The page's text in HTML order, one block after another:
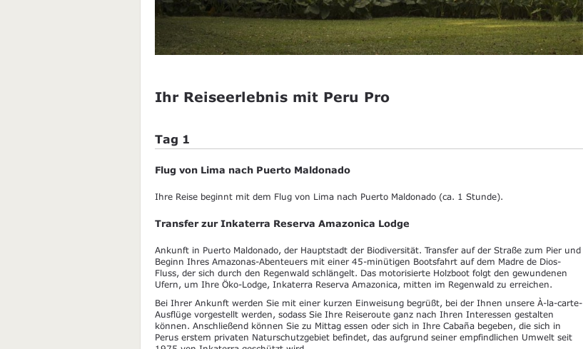
Ihr Reiseerlebnis mit Peru Pro
Tag 1
Flug von Lima nach Puerto Maldonado
Ihre Reise beginnt mit dem Flug von Lima nach Puerto Maldonado (ca. 1 Stunde).
Transfer zur Inkaterra Reserva Amazonica Lodge
Ankunft in Puerto Maldonado, der Hauptstadt der Biodiversität. Transfer auf der Straße zum Pier und
Beginn Ihres Amazonas-Abenteuers mit einer 45-minütigen Bootsfahrt auf dem Madre de Dios-
Fluss, der sich durch den Regenwald schlängelt. Das motorisierte Holzboot folgt den gewundenen
Ufern, um Ihre Öko-Lodge, Inkaterra Reserva Amazonica, mitten im Regenwald zu erreichen.
Bei Ihrer Ankunft werden Sie mit einer kurzen Einweisung begrüßt, bei der Ihnen unsere À-la-carte-
Ausflüge vorgestellt werden, sodass Sie Ihre Reiseroute ganz nach Ihren Interessen gestalten
können. Anschließend können Sie zu Mittag essen oder sich in Ihre Cabaña begeben, die sich in
Perus erstem privaten Naturschutzgebiet befindet, das aufgrund seiner empfindlichen Umwelt seit